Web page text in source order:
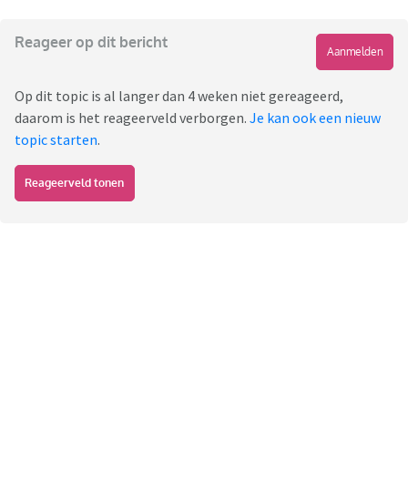
Reageer op dit bericht
Aanmelden
Op dit topic is al langer dan 4 weken niet gereageerd,
daarom is het reageerveld verborgen. Je kan ook een nieuw
topic starten.
Reageerveld tonen